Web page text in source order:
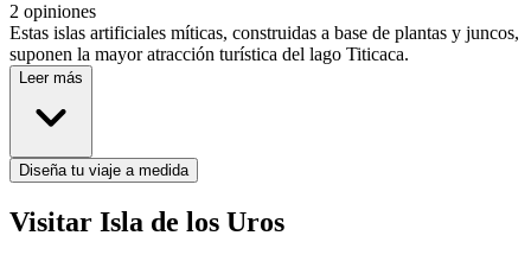
2 opiniones
Estas islas artificiales míticas, construidas a base de plantas y juncos,
suponen la mayor atracción turística del lago Titicaca.
Leer más
Diseña tu viaje a medida
Visitar Isla de los Uros